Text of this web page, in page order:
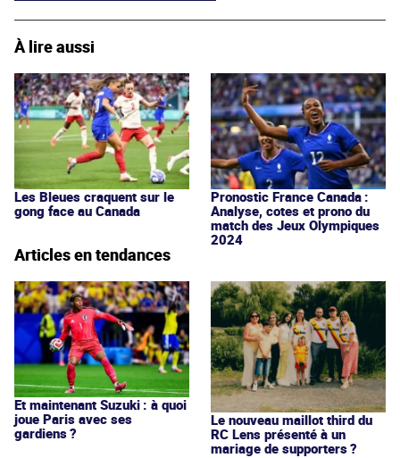
À lire aussi
Les Bleues craquent sur le
gong face au Canada
Pronostic France Canada :
Analyse, cotes et prono du
match des Jeux Olympiques
2024
Articles en tendances
Et maintenant Suzuki : à quoi
joue Paris avec ses
gardiens ?
Le nouveau maillot third du
RC Lens présenté à un
mariage de supporters ?